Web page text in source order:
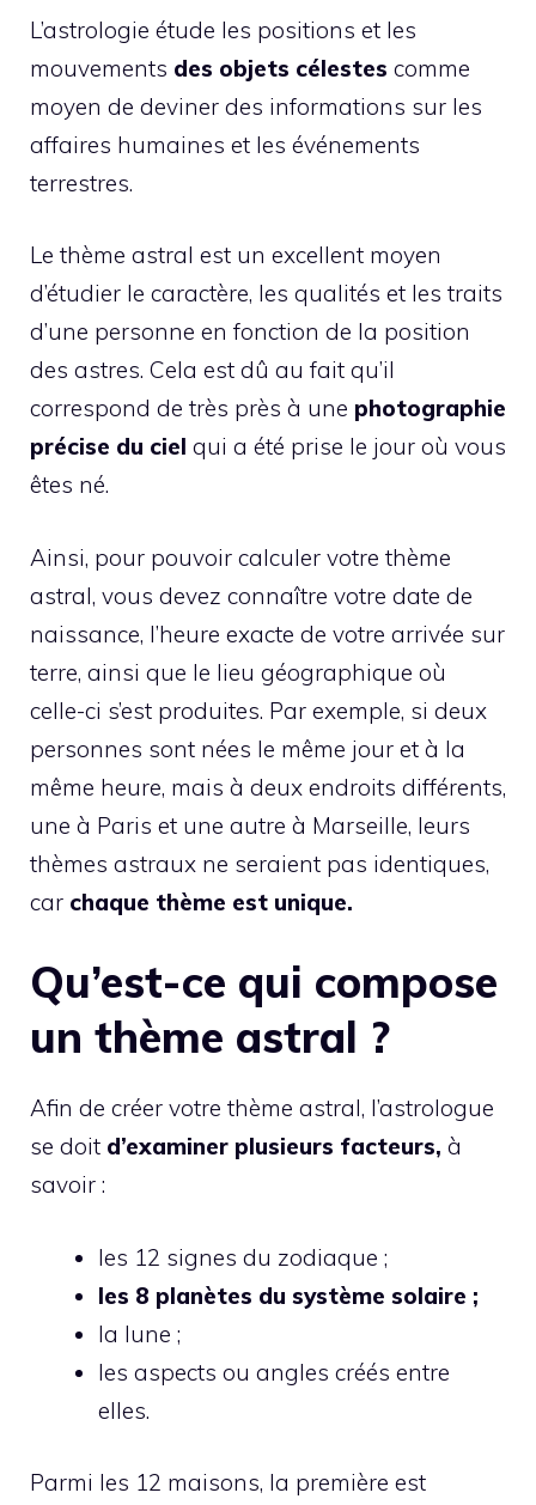
L’astrologie étude les positions et les
mouvements des objets célestes comme
moyen de deviner des informations sur les
affaires humaines et les événements
terrestres.
Le thème astral est un excellent moyen
d’étudier le caractère, les qualités et les traits
d’une personne en fonction de la position
des astres. Cela est dû au fait qu’il
correspond de très près à une photographie
précise du ciel qui a été prise le jour où vous
êtes né.
Ainsi, pour pouvoir calculer votre thème
astral, vous devez connaître votre date de
naissance, l’heure exacte de votre arrivée sur
terre, ainsi que le lieu géographique où
celle-ci s’est produites. Par exemple, si deux
personnes sont nées le même jour et à la
même heure, mais à deux endroits différents,
une à Paris et une autre à Marseille, leurs
thèmes astraux ne seraient pas identiques,
car chaque thème est unique.
Qu’est-ce qui compose
un thème astral ?
Afin de créer votre thème astral, l’astrologue
se doit d’examiner plusieurs facteurs, à
savoir :
les 12 signes du zodiaque ;
les 8 planètes du système solaire ;
la lune ;
les aspects ou angles créés entre
elles.
Parmi les 12 maisons, la première est